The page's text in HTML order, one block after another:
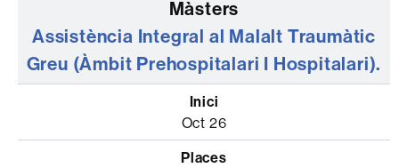
Assistència Integral al Malalt Traumàtic
Greu (Àmbit Prehospitalari I Hospitalari).
Oct 26